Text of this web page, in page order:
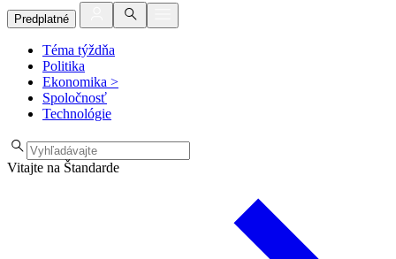
Predplatné
Téma týždňa
Politika
Ekonomika >
Spoločnosť
Technológie
Vitajte na Štandarde